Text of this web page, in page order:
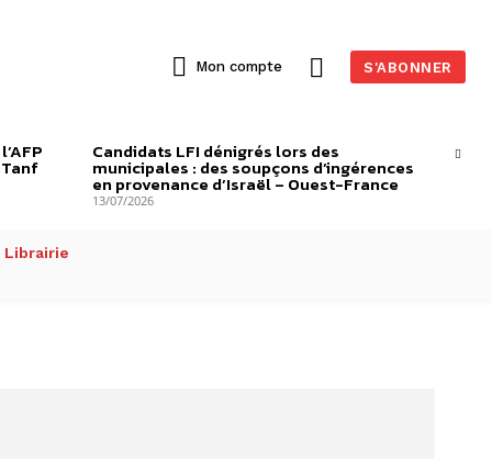
Mon compte S'ABONNER
Candidats LFI dénigrés lors des
municipales : des soupçons d’ingérences
en provenance d’Israël – Ouest-France
13/07/2026
Librairie